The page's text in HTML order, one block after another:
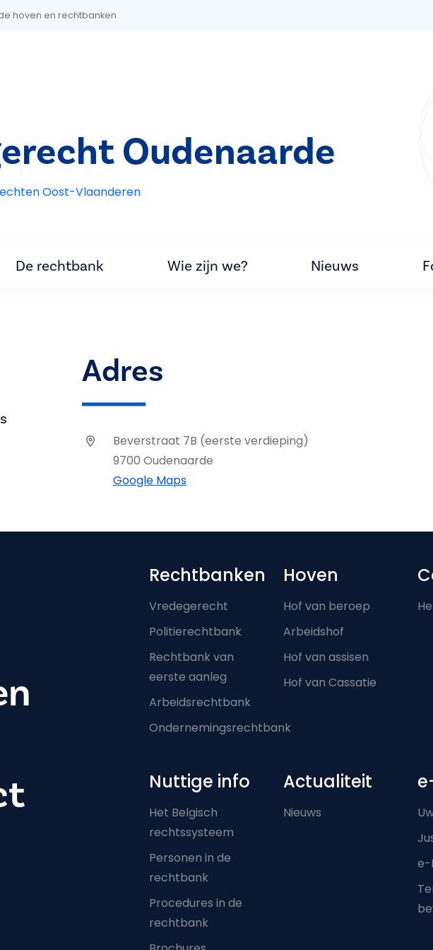
hoven en rechtbanken
Oudenaarde
Oost-Vlaanderen
De rechtbank Wie zijn we? Nieuws
Adres
Beverstraat 7B (eerste verdieping)
9700 Oudenaarde
Google Maps
Footer-menu
Rechtbanken
Vredegerecht
Politierechtbank
Rechtbank van
eerste aanleg
Arbeidsrechtbank
Ondernemingsrechtbank
Hoven
Hof van beroep
Arbeidshof
Hof van assisen
Hof van Cassatie
Nuttige info
Het Belgisch
rechtssysteem
Personen in de
rechtbank
Procedures in de
rechtbank
Actualiteit
Nieuws
e-